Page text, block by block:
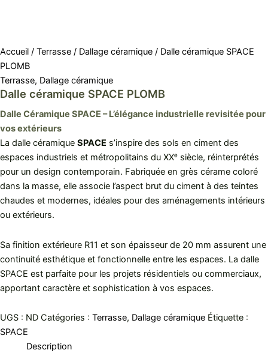
Accueil / Terrasse / Dallage céramique / Dalle céramique SPACE
PLOMB
Terrasse, Dallage céramique
Dalle céramique SPACE PLOMB
Dalle Céramique SPACE – L’élégance industrielle revisitée pour
vos extérieurs
La dalle céramique SPACE s’inspire des sols en ciment des
espaces industriels et métropolitains du XXᵉ siècle, réinterprétés
pour un design contemporain. Fabriquée en grès cérame coloré
dans la masse, elle associe l’aspect brut du ciment à des teintes
chaudes et modernes, idéales pour des aménagements intérieurs
ou extérieurs.
Sa finition extérieure R11 et son épaisseur de 20 mm assurent une
continuité esthétique et fonctionnelle entre les espaces. La dalle
SPACE est parfaite pour les projets résidentiels ou commerciaux,
apportant caractère et sophistication à vos espaces.
UGS : ND Catégories : Terrasse, Dallage céramique Étiquette :
SPACE
Description